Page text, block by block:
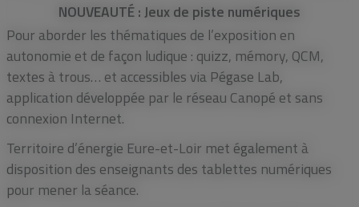
NOUVEAUTÉ : Jeux de piste numériques
Pour aborder les thématiques de l’exposition en
autonomie et de façon ludique : quizz, mémory, QCM,
textes à trous… et accessibles via Pégase Lab,
application développée par le réseau Canopé et sans
connexion Internet.
Territoire d’énergie Eure-et-Loir met également à
disposition des enseignants des tablettes numériques
pour mener la séance.